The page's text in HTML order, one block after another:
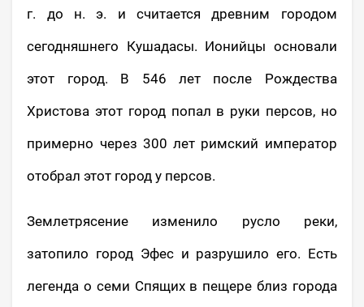
г. до н. э. и считается древним городом
сегодняшнего Кушадасы. Ионийцы основали
этот город. В 546 лет после Рождества
Христова этот город попал в руки персов, но
примерно через 300 лет римский император
отобрал этот город у персов.
Землетрясение изменило русло реки,
затопило город Эфес и разрушило его. Есть
легенда о семи Спящих в пещере близ города